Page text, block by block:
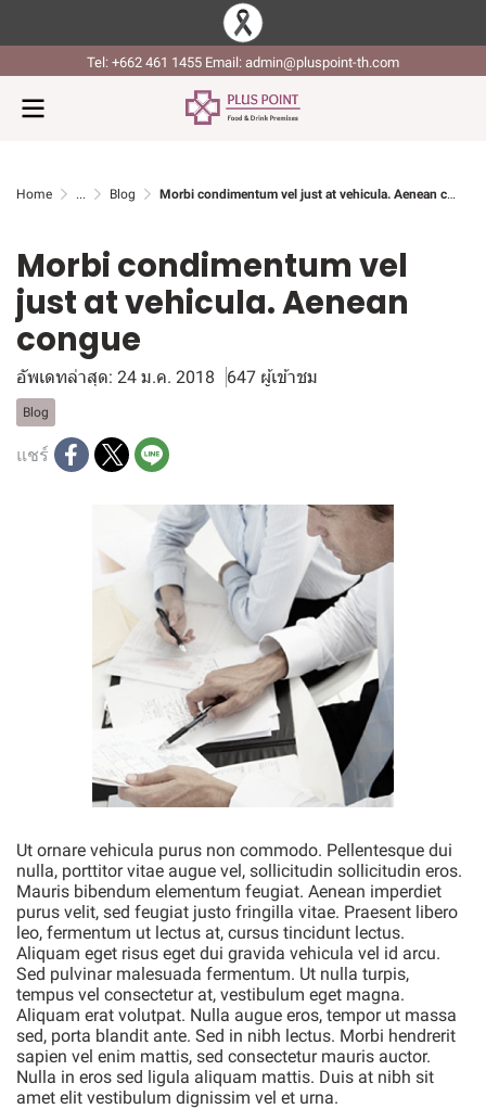
Tel: +662 461 1455 Email: admin@pluspoint-th.com
Home ... Blog Morbi condimentum vel just at vehicula. Aenean congue
Morbi condimentum vel
just at vehicula. Aenean
congue
อัพเดทล่าสุด: 24 ม.ค. 2018 647 ผู้เข้าชม
Blog
แชร์
Ut ornare vehicula purus non commodo. Pellentesque dui
nulla, porttitor vitae augue vel, sollicitudin sollicitudin eros.
Mauris bibendum elementum feugiat. Aenean imperdiet
purus velit, sed feugiat justo fringilla vitae. Praesent libero
leo, fermentum ut lectus at, cursus tincidunt lectus.
Aliquam eget risus eget dui gravida vehicula vel id arcu.
Sed pulvinar malesuada fermentum. Ut nulla turpis,
tempus vel consectetur at, vestibulum eget magna.
Aliquam erat volutpat. Nulla augue eros, tempor ut massa
sed, porta blandit ante. Sed in nibh lectus. Morbi hendrerit
sapien vel enim mattis, sed consectetur mauris auctor.
Nulla in eros sed ligula aliquam mattis. Duis at nibh sit
amet elit vestibulum dignissim vel et urna.